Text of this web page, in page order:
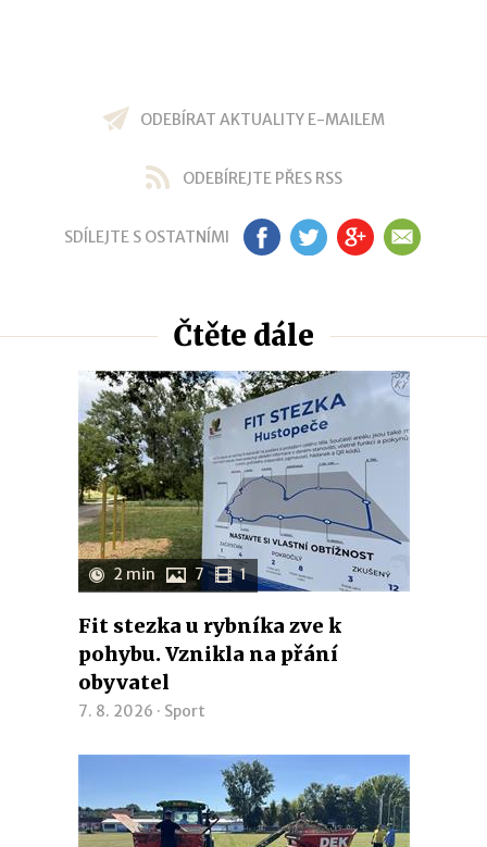
ODEBÍRAT AKTUALITY E-MAILEM
ODEBÍREJTE PŘES RSS
SDÍLEJTE S OSTATNÍMI FB TW GP EM
Čtěte dále
2 min 7 1
Fit stezka u rybníka zve k
pohybu. Vznikla na přání
obyvatel
7. 8. 2026 · Sport